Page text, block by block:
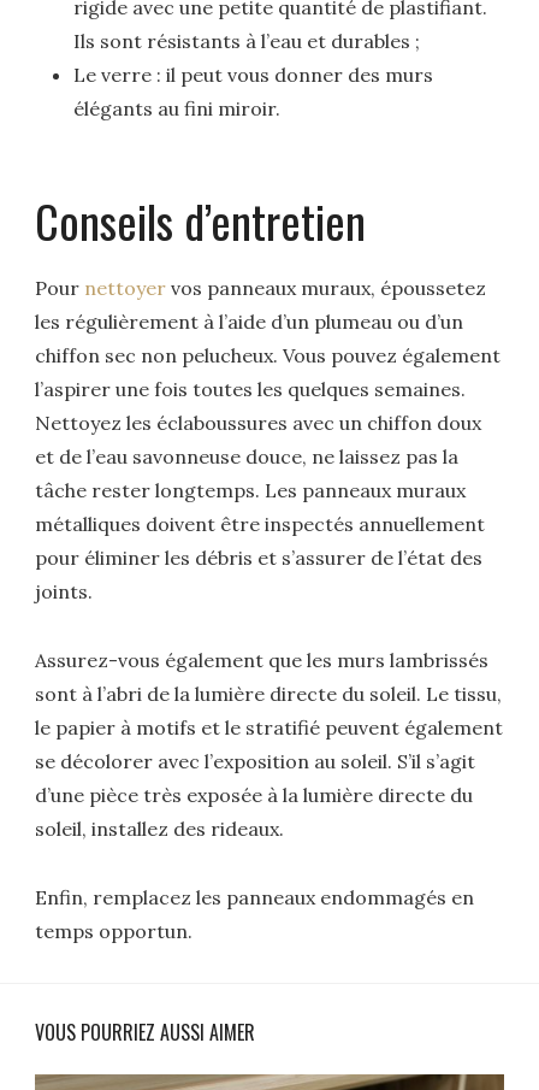
rigide avec une petite quantité de plastifiant.
Ils sont résistants à l’eau et durables ;
Le verre : il peut vous donner des murs
élégants au fini miroir.
Conseils d’entretien
Pour nettoyer vos panneaux muraux, époussetez
les régulièrement à l’aide d’un plumeau ou d’un
chiffon sec non pelucheux. Vous pouvez également
l’aspirer une fois toutes les quelques semaines.
Nettoyez les éclaboussures avec un chiffon doux
et de l’eau savonneuse douce, ne laissez pas la
tâche rester longtemps. Les panneaux muraux
métalliques doivent être inspectés annuellement
pour éliminer les débris et s’assurer de l’état des
joints.
Assurez-vous également que les murs lambrissés
sont à l’abri de la lumière directe du soleil. Le tissu,
le papier à motifs et le stratifié peuvent également
se décolorer avec l’exposition au soleil. S’il s’agit
d’une pièce très exposée à la lumière directe du
soleil, installez des rideaux.
Enfin, remplacez les panneaux endommagés en
temps opportun.
VOUS POURRIEZ AUSSI AIMER